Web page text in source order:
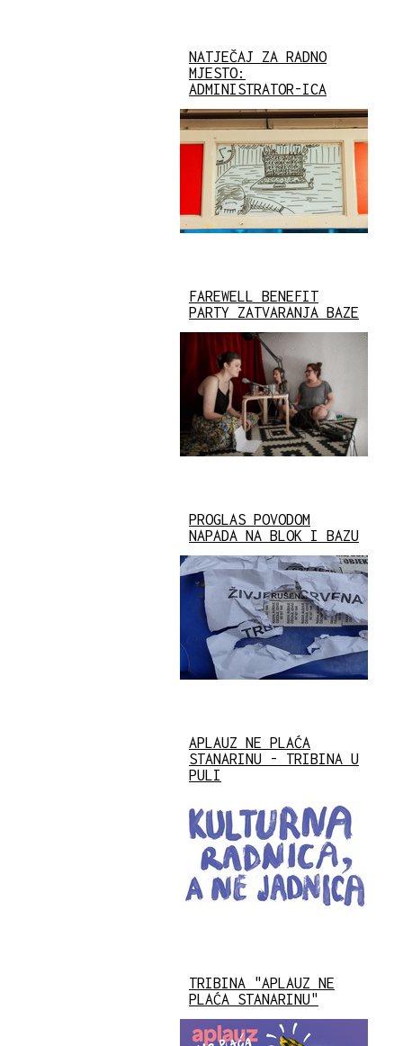
NATJEČAJ ZA RADNO
MJESTO:
ADMINISTRATOR-ICA
FAREWELL BENEFIT
PARTY ZATVARANJA BAZE
PROGLAS POVODOM
NAPADA NA BLOK I BAZU
APLAUZ NE PLAĆA
STANARINU - TRIBINA U
PULI
TRIBINA "APLAUZ NE
PLAĆA STANARINU"